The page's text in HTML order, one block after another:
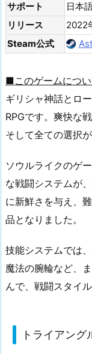
サポート
日本
リリース
2022
Steam公式
■このゲームにつ
ギリシャ神話とロ
RPGです。爽快な
そして全ての選択
ソウルライクのゲ
な戦闘システムが
に新鮮さを与え、
品となりました。
技能システムでは
魔法の腕輪など、
んで、戦闘スタイ
トライアング